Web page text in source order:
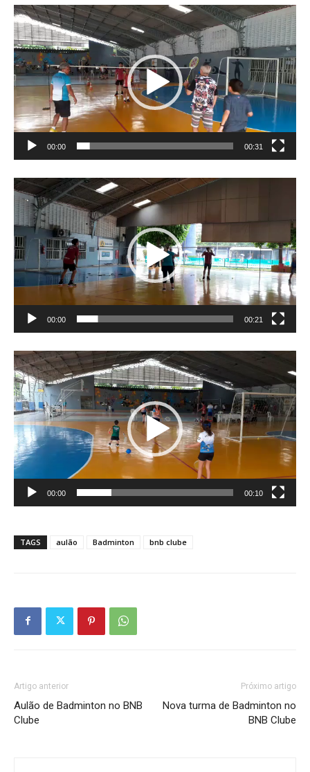
Tocador
de
vídeo
00:00 00:31
Tocador
de
vídeo
00:00 00:21
Tocador
de
vídeo
00:00 00:10
TAGS aulão Badminton bnb clube
Artigo anterior
Aulão de Badminton no BNB
Clube
Próximo artigo
Nova turma de Badminton no
BNB Clube